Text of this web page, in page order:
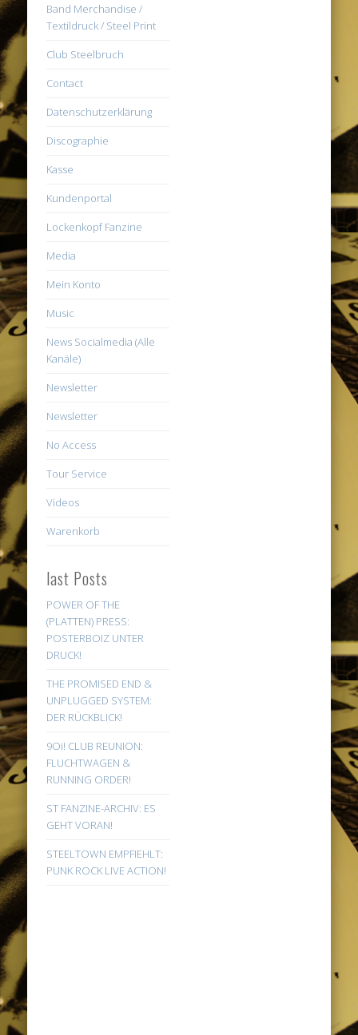
Band Merchandise /
Textildruck / Steel Print
Club Steelbruch
Contact
Datenschutzerklärung
Discographie
Kasse
Kundenportal
Lockenkopf Fanzine
Media
Mein Konto
Music
News Socialmedia (Alle
Kanäle)
Newsletter
Newsletter
No Access
Tour Service
Videos
Warenkorb
last Posts
POWER OF THE
(PLATTEN) PRESS:
POSTERBOIZ UNTER
DRUCK!
THE PROMISED END &
UNPLUGGED SYSTEM:
DER RÜCKBLICK!
9Oi! CLUB REUNION:
FLUCHTWAGEN &
RUNNING ORDER!
ST FANZINE-ARCHIV: ES
GEHT VORAN!
STEELTOWN EMPFIEHLT:
PUNK ROCK LIVE ACTION!